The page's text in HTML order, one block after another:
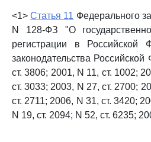
<1>Статья 11 Федерального
N 128-ФЗ "О
регистрации в Российской
законодательства
ст. 3806; 2001, N 11, ст. 1002;
ст. 3033; 2003, N 27, ст. 2700;
ст. 2711; 2006, N 31, ст. 3420;
N 19, ст. 2094; N 52, ст. 6235;